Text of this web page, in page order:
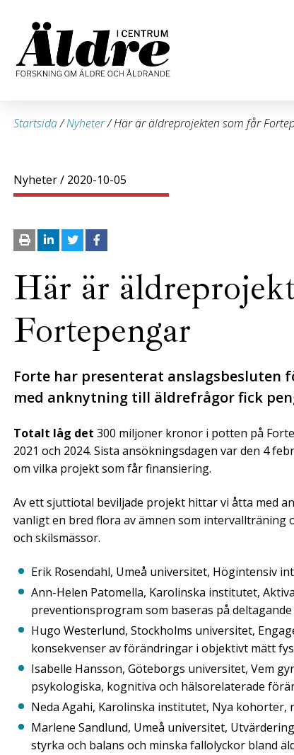
Startsida/Nyheter/Här är äldreprojekten som får
Nyheter/ 2020-10-05
Här är
Fortepengar
Forte har presenterat
med anknytning till äldrefrågor fick
Totalt låg det 300 miljoner kronor i potten på
2021 och 2024. Sista ansökningsdagen var den 4
om vilka projekt som får finansiering.
Av ett sjuttiotal beviljade projekt hittar vi åtta med
vanligt en bred flora av ämnen som
och skilsmässor.
Erik Rosendahl, Umeå universitet, Högintensiv
Ann-Helen Patomella, Karolinska institutet,
preventionsprogram som baseras på
Hugo Westerlund, Stockholms universitet,
konsekvenser av förändringar i objektivt mätt
Isabelle Hansson, Göteborgs universitet, Vem
psykologiska, kognitiva och hälsorelaterade
Neda Agahi, Karolinska institutet, Nya kohorter,
Marlene Sandlund, Umeå universitet,
styrka och balans och minska fallolyckor bland